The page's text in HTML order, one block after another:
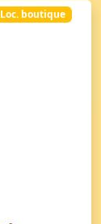
Loc. boutique